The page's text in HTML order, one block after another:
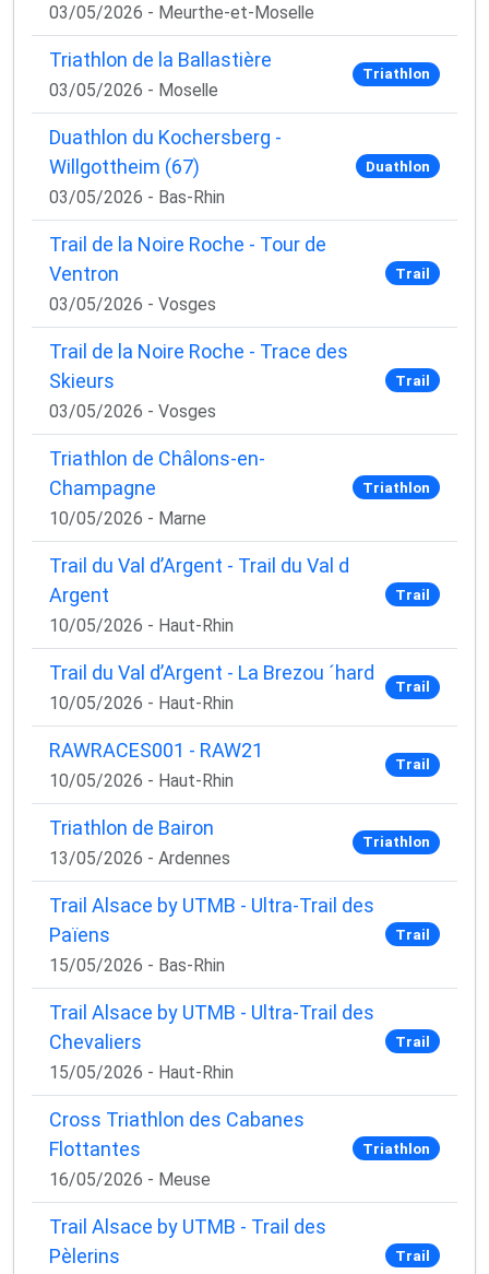
03/05/2026 - Meurthe-et-Moselle
Triathlon de la Ballastière
03/05/2026 - Moselle
Triathlon
Duathlon du Kochersberg -
Willgottheim (67)
03/05/2026 - Bas-Rhin
Duathlon
Trail de la Noire Roche - Tour de
Ventron
03/05/2026 - Vosges
Trail
Trail de la Noire Roche - Trace des
Skieurs
03/05/2026 - Vosges
Trail
Triathlon de Châlons-en-
Champagne
10/05/2026 - Marne
Triathlon
Trail du Val d’Argent - Trail du Val d
Argent
10/05/2026 - Haut-Rhin
Trail
Trail du Val d’Argent - La Brezou ´hard
10/05/2026 - Haut-Rhin
Trail
RAWRACES001 - RAW21
10/05/2026 - Haut-Rhin
Trail
Triathlon de Bairon
13/05/2026 - Ardennes
Triathlon
Trail Alsace by UTMB - Ultra-Trail des
Païens
15/05/2026 - Bas-Rhin
Trail
Trail Alsace by UTMB - Ultra-Trail des
Chevaliers
15/05/2026 - Haut-Rhin
Trail
Cross Triathlon des Cabanes
Flottantes
16/05/2026 - Meuse
Triathlon
Trail Alsace by UTMB - Trail des
Pèlerins
Trail